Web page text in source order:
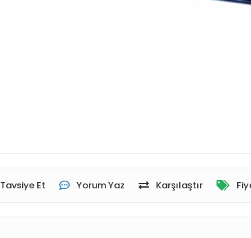
Tavsiye Et Yorum Yaz Karşılaştır